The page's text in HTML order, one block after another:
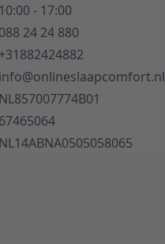
10:00 - 17:00
088 24 24 880
+31882424882
info@onlineslaapcomfort.nl
NL857007774B01
67465064
NL14ABNA0505058065